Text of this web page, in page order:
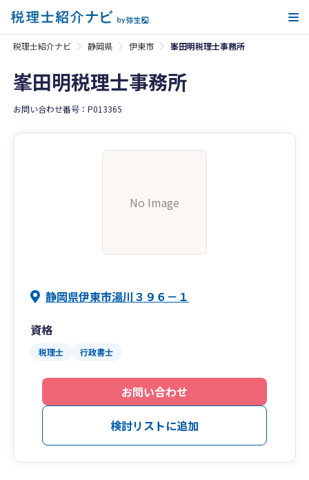
税理士紹介ナビ 静岡県 伊東市 峯田明税理士事務所
峯田明税理士事務所
お問い合わせ番号：P013365
No Image
静岡県伊東市湯川３９６－１
資格
税理士 行政書士
お問い合わせ
検討リストに追加